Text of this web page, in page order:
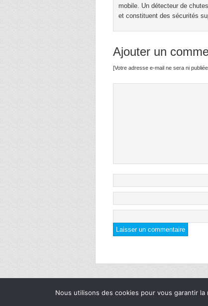
mobile. Un détecteur de
et constituent des sécurités
Ajouter un
[Votre adresse e-mail ne sera ni
Nous utilisons des cookies pour vous garantir